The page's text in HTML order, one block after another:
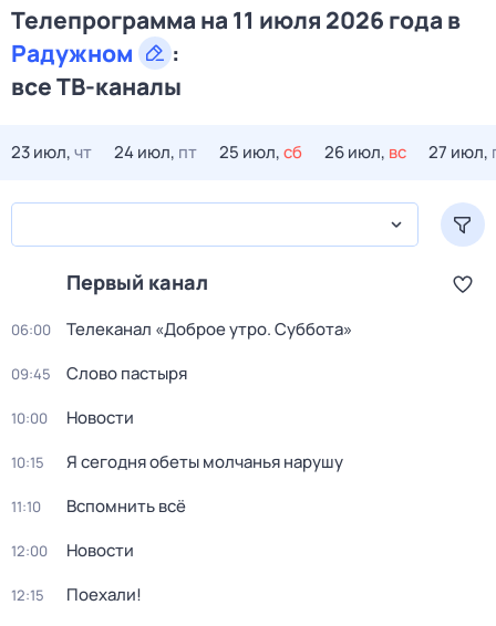
Телепрограмма на 11 июля 2026 года в
Радужном
:
все ТВ-каналы
23 июл,чт 24 июл, пт 25 июл,сб 26 июл, вс 27 июл,
Первый канал
06:00 Телеканал «Доброе утро. Суббота»
09:45 Слово пастыря
10:00 Новости
10:15 Я сегодня обеты молчанья нарушу
11:10 Вспомнить всё
12:00 Новости
12:15 Поехали!